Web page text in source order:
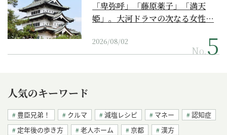
「卑弥呼」「藤原薬子」「満天
姫」。大河ドラマの次なる女性…
2026/08/02
No.
人気のキーワード
豊臣兄弟！ クルマ 減塩レシピ マネー
認知症
定年後の歩き方
老人ホーム 京都 漢方